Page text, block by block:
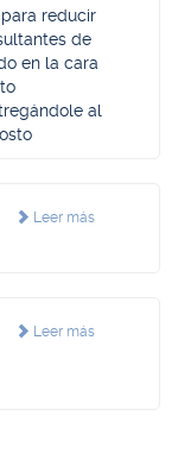
reducir
de
en la cara
al
Leer más
Leer más